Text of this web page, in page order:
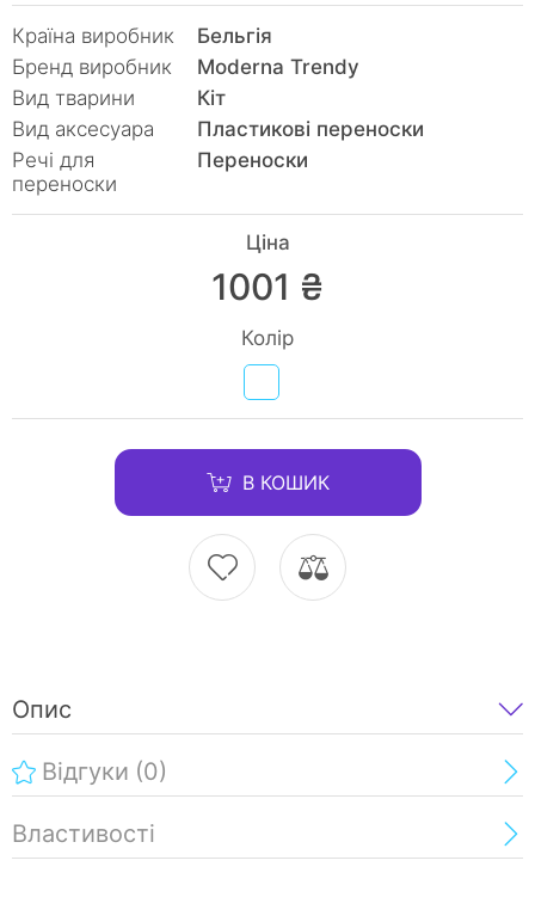
Країна виробник
Бельгія
Бренд виробник
Moderna Trendy
Вид тварини
Кiт
Вид аксесуара
Пластикові переноски
Речі для
переноски
Переноски
Ціна
1001 ₴
Колір
В КОШИК
Опис
Відгуки (0)
Властивості